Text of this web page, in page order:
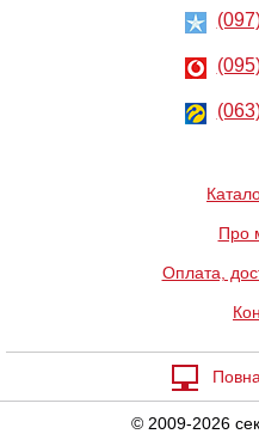
реглана: моделі мають
регулюється за допомогою
натуральні матеріали
прекрасно зігріє вас взимку,
Про
Оплата,
© 2009-2026